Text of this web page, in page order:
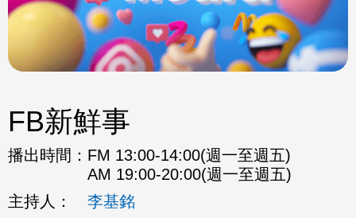
FB新鮮事
播出時間： FM 13:00-14:00(週一至週五)
AM 19:00-20:00(週一至週五)
主持人：
李基銘